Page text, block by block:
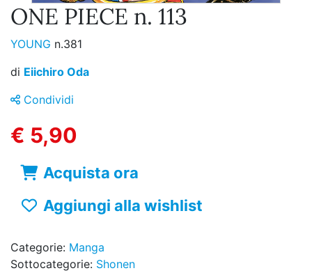
ONE PIECE n. 113
YOUNG n.381
di Eiichiro Oda
Condividi
€ 5,90
Acquista ora
Aggiungi alla wishlist
Categorie: Manga
Sottocategorie: Shonen